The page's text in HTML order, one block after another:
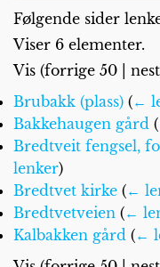
Følgende sider
Viser 6 elementer.
Vis (forrige 50
Brubakk (plass) (←
Bakkehaugen gård (
Bredtveit fengsel,
lenker)
Bredtvet kirke (←
Bredtvetveien (←
Kalbakken gård (←